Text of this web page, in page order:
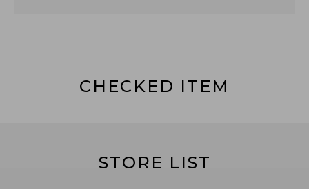
CHECKED ITEM
STORE LIST